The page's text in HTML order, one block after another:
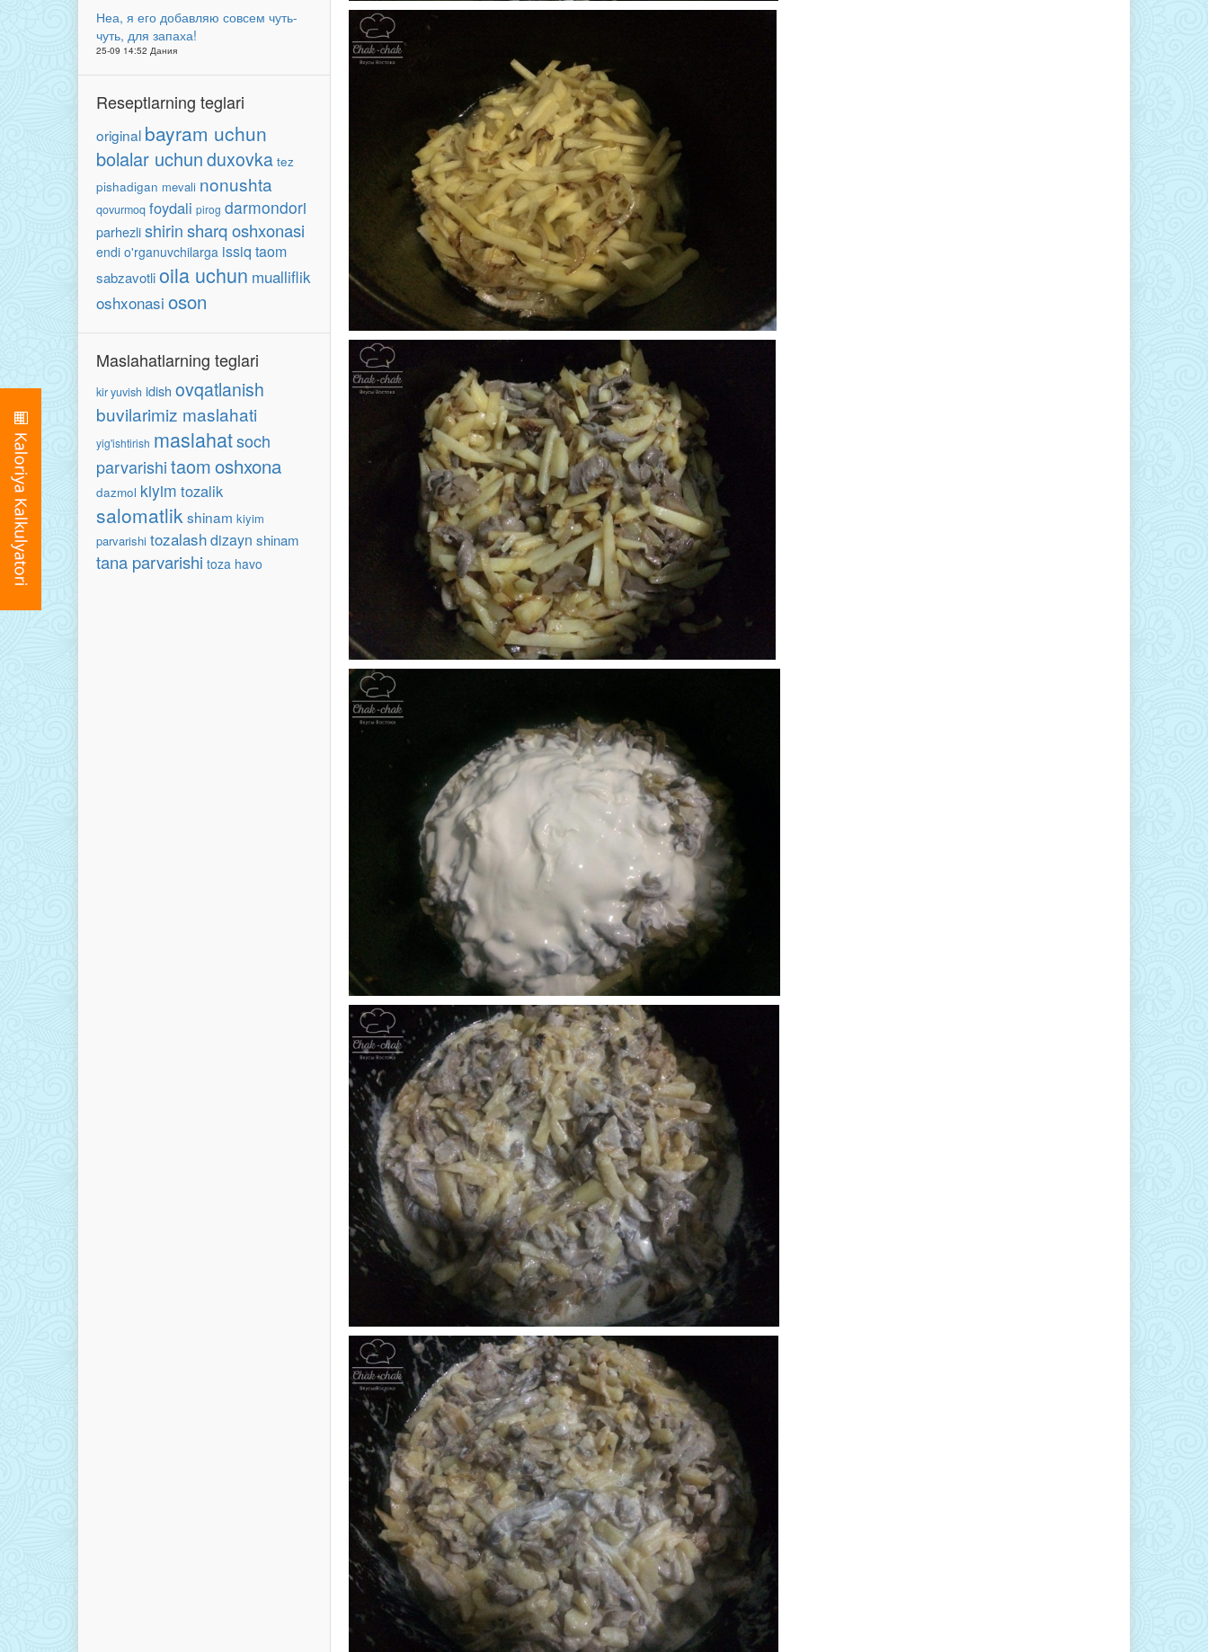
Неа, я его добавляю совсем чуть-
чуть, для запаха!
25-09 14:52 Дания
Reseptlarning teglari
original bayram uchun
bolalar uchunduxovka tez
pishadigan mevali nonushta
qovurmoq foydali pirog darmondori
parhezlishirinsharq oshxonasi
endi o'rganuvchilarga issiq taom
sabzavotlioila uchun mualliflik
oshxonasi oson
Maslahatlarning teglari
kir yuvish idish ovqatlanish
buvilarimiz maslahati
yig'ishtirish maslahatsoch
parvarishitaomoshxona
dazmol kiyim tozalik
salomatlikshinam kiyim
parvarishi tozalashdizayn shinam
tana parvarishi toza havo